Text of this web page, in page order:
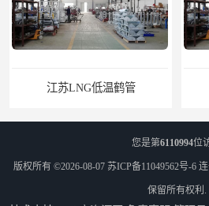
江苏LNG低温鹤管
您是第6110994位
版权所有 ©2026-08-07 苏ICP备11049562号-6
保留所有权利.